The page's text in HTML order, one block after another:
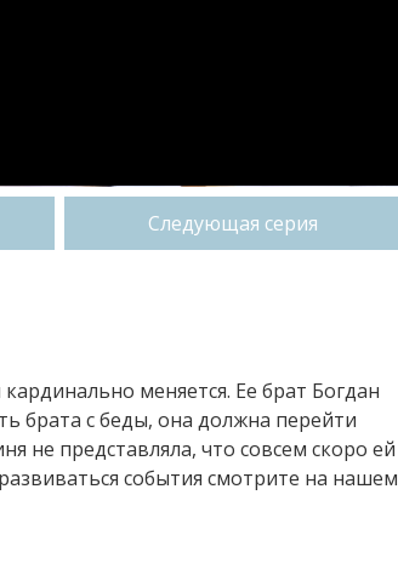
Следующая серия
меняется. Ее брат Богдан
брата с беды, она должна перейти
не представляла, что совсем скоро ей
события смотрите на нашем